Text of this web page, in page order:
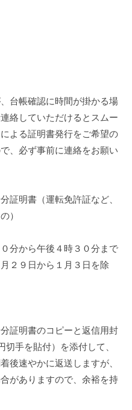
台帳確認に時間が掛かる場
絡していただけるとスムー
よる証明書発行をご希望の
、必ず事前に連絡をお願い
証明書（運転免許証など、
）
分から午後４時３０分まで
２９日から１月３日を除
証明書のコピーと返信用封
手を貼付）を添付して、
後速やかに返送しますが、
がありますので、余裕を持